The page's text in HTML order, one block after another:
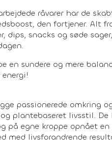
råvarer har de
den fortjener. Alt
snacks og søde
en sundere og mere
passionerede omkring
plantebaseret livsstil.
på egne kroppe opnået
med livsforandrende